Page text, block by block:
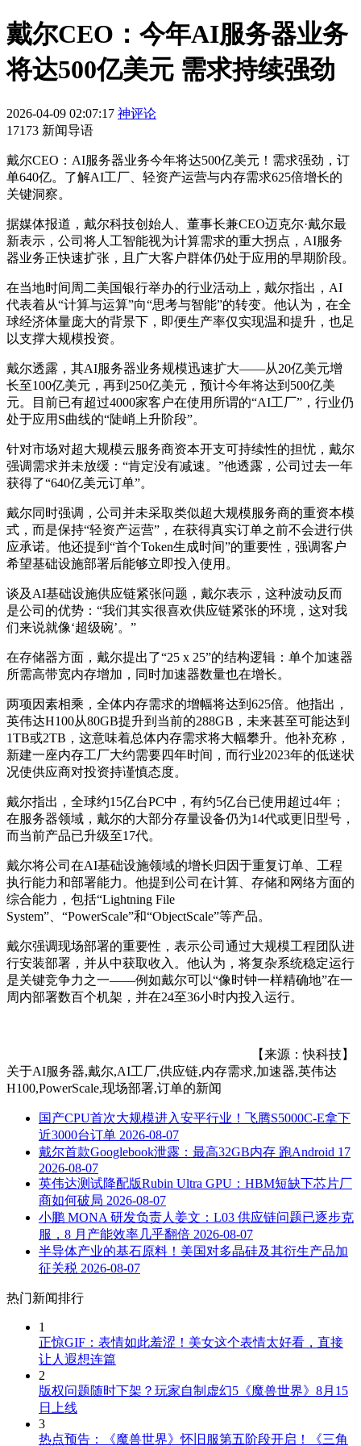
戴尔CEO：今年AI服务器业务
将达500亿美元 需求持续强劲
2026-04-09 02:07:17 神评论
17173 新闻导语
戴尔CEO：AI服务器业务今年将达500亿美元！需求强劲，订
单640亿。了解AI工厂、轻资产运营与内存需求625倍增长的
关键洞察。
据媒体报道，戴尔科技创始人、董事长兼CEO迈克尔·戴尔最
新表示，公司将人工智能视为计算需求的重大拐点，AI服务
器业务正快速扩张，且广大客户群体仍处于应用的早期阶段。
在当地时间周二美国银行举办的行业活动上，戴尔指出，AI
代表着从“计算与运算”向“思考与智能”的转变。他认为，在全
球经济体量庞大的背景下，即便生产率仅实现温和提升，也足
以支撑大规模投资。
戴尔透露，其AI服务器业务规模迅速扩大——从20亿美元增
长至100亿美元，再到250亿美元，预计今年将达到500亿美
元。目前已有超过4000家客户在使用所谓的“AI工厂”，行业仍
处于应用S曲线的“陡峭上升阶段”。
针对市场对超大规模云服务商资本开支可持续性的担忧，戴尔
强调需求并未放缓：“肯定没有减速。”他透露，公司过去一年
获得了“640亿美元订单”。
戴尔同时强调，公司并未采取类似超大规模服务商的重资本模
式，而是保持“轻资产运营”，在获得真实订单之前不会进行供
应承诺。他还提到“首个Token生成时间”的重要性，强调客户
希望基础设施部署后能够立即投入使用。
谈及AI基础设施供应链紧张问题，戴尔表示，这种波动反而
是公司的优势：“我们其实很喜欢供应链紧张的环境，这对我
们来说就像‘超级碗’。”
在存储器方面，戴尔提出了“25 x 25”的结构逻辑：单个加速器
所需高带宽内存增加，同时加速器数量也在增长。
两项因素相乘，全体内存需求的增幅将达到625倍。他指出，
英伟达H100从80GB提升到当前的288GB，未来甚至可能达到
1TB或2TB，这意味着总体内存需求将大幅攀升。他补充称，
新建一座内存工厂大约需要四年时间，而行业2023年的低迷状
况使供应商对投资持谨慎态度。
戴尔指出，全球约15亿台PC中，有约5亿台已使用超过4年；
在服务器领域，戴尔的大部分存量设备仍为14代或更旧型号，
而当前产品已升级至17代。
戴尔将公司在AI基础设施领域的增长归因于重复订单、工程
执行能力和部署能力。他提到公司在计算、存储和网络方面的
综合能力，包括“Lightning File
System”、“PowerScale”和“ObjectScale”等产品。
戴尔强调现场部署的重要性，表示公司通过大规模工程团队进
行安装部署，并从中获取收入。他认为，将复杂系统稳定运行
是关键竞争力之一——例如戴尔可以“像时钟一样精确地”在一
周内部署数百个机架，并在24至36小时内投入运行。
【来源：快科技】
关于AI服务器,戴尔,AI工厂,供应链,内存需求,加速器,英伟达
H100,PowerScale,现场部署,订单的新闻
国产CPU首次大规模进入安平行业！飞腾S5000C-E拿下
近3000台订单 2026-08-07
戴尔首款Googlebook泄露：最高32GB内存 跑Android 17
2026-08-07
英伟达测试降配版Rubin Ultra GPU：HBM短缺下芯片厂
商如何破局 2026-08-07
小鹏 MONA 研发负责人姜文：L03 供应链问题已逐步克
服，8 月产能效率几乎翻倍 2026-08-07
半导体产业的基石原料！美国对多晶硅及其衍生产品加
征关税 2026-08-07
热门新闻排行
1
正惊GIF：表情如此羞涩！美女这个表情太好看，直接
让人遐想连篇
2
版权问题随时下架？玩家自制虚幻5《魔兽世界》8月15
日上线
3
热点预告：《魔兽世界》怀旧服第五阶段开启！《三角